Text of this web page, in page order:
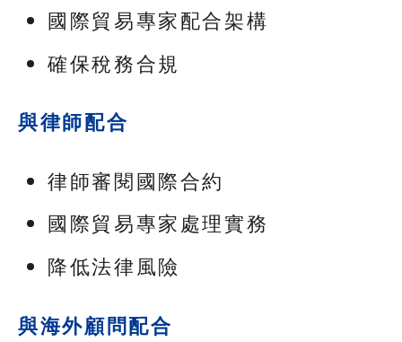
國際貿易專家配合架構
確保稅務合規
與律師配合
律師審閱國際合約
國際貿易專家處理實務
降低法律風險
與海外顧問配合